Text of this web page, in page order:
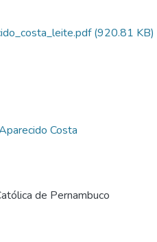
(920.81 KB)
Costa
de Pernambuco